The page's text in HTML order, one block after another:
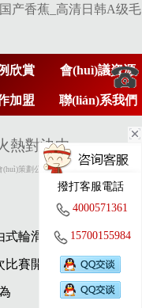
产香蕉_高清日韩A级毛
欣賞 會(huì)議資源
加盟 聯(lián)系我們
400-
361
熱對決中
策劃公司 http://m.27xsgw.com
式輪滑錦標(biāo)賽暨
比賽開幕式在上海外
撥打客服電話
4000571361
15700155984